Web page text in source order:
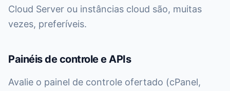
Cloud Server ou instâncias cloud são, muitas
vezes, preferíveis.
Painéis de controle e APIs
Avalie o painel de controle ofertado (cPanel,